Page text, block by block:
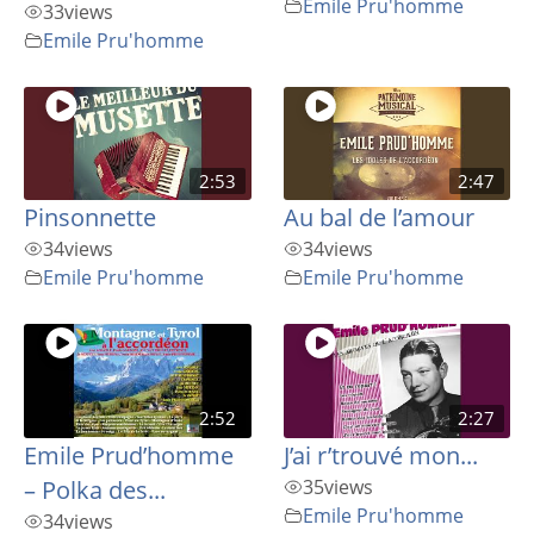
33views
Emile Pru'homme
Emile Pru'homme
2:53
Pinsonnette
34views
Emile Pru'homme
2:47
Au bal de l’amour
34views
Emile Pru'homme
2:52
Emile Prud’homme
– Polka des...
34views
2:27
J’ai r’trouvé mon...
35views
Emile Pru'homme